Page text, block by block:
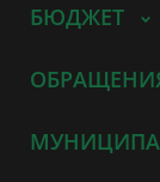
БЮДЖЕТ